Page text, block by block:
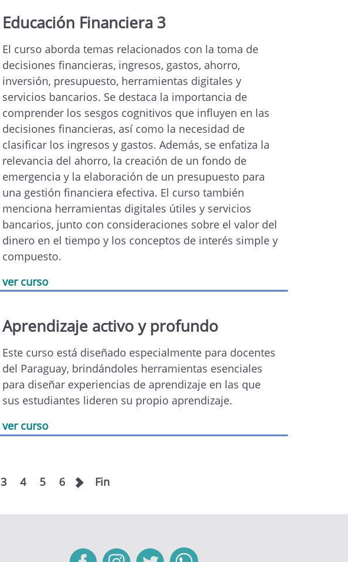
Educación Financiera 3
El curso aborda temas relacionados con la toma de
decisiones financieras, ingresos, gastos, ahorro,
inversión, presupuesto, herramientas digitales y
servicios bancarios. Se destaca la importancia de
comprender los sesgos cognitivos que influyen en las
decisiones financieras, así como la necesidad de
clasificar los ingresos y gastos. Además, se enfatiza la
relevancia del ahorro, la creación de un fondo de
emergencia y la elaboración de un presupuesto para
una gestión financiera efectiva. El curso también
menciona herramientas digitales útiles y servicios
bancarios, junto con consideraciones sobre el valor del
dinero en el tiempo y los conceptos de interés simple y
compuesto.
ver curso
Aprendizaje activo y profundo
Este curso está diseñado especialmente para docentes
del Paraguay, brindándoles herramientas esenciales
para diseñar experiencias de aprendizaje en las que
sus estudiantes lideren su propio aprendizaje.
ver curso
3 4 5 6 Siguiente
Fin